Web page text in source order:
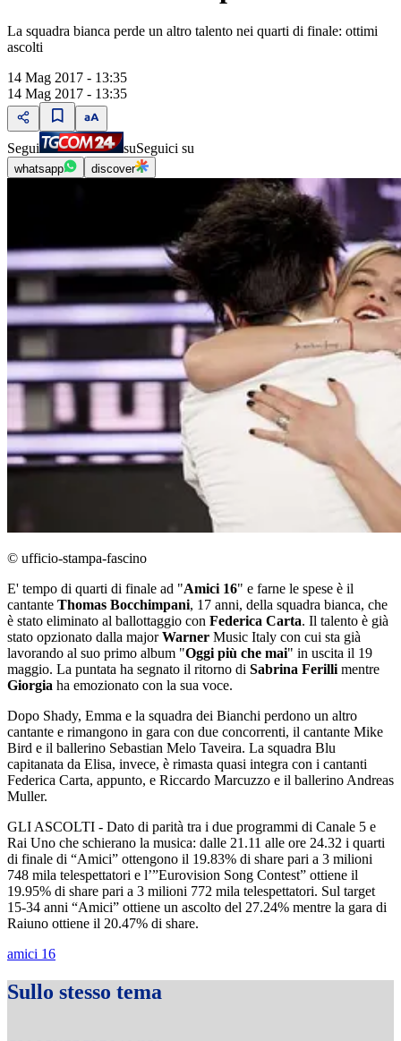
La squadra bianca perde un altro talento nei quarti di finale: ottimi
ascolti
14 Mag 2017 - 13:35
14 Mag 2017 - 13:35
Segui suSeguici su
whatsapp discover
© ufficio-stampa-fascino
E' tempo di quarti di finale ad "Amici 16" e farne le spese è il
cantante Thomas Bocchimpani, 17 anni, della squadra bianca, che
è stato eliminato al ballottaggio con Federica Carta. Il talento è già
stato opzionato dalla majorWarner Music Italy con cui sta già
lavorando al suo primo album "Oggi più che mai" in uscita il 19
maggio. La puntata ha segnato il ritorno di Sabrina Ferilli mentre
Giorgia ha emozionato con la sua voce.
Dopo Shady, Emma e la squadra dei Bianchi perdono un altro
cantante e rimangono in gara con due concorrenti, il cantante Mike
Bird e il ballerino Sebastian Melo Taveira. La squadra Blu
capitanata da Elisa, invece, è rimasta quasi integra con i cantanti
Federica Carta, appunto, e Riccardo Marcuzzo e il ballerino Andreas
Muller.
GLI ASCOLTI - Dato di parità tra i due programmi di Canale 5 e
Rai Uno che schierano la musica: dalle 21.11 alle ore 24.32 i quarti
di finale di “Amici” ottengono il 19.83% di share pari a 3 milioni
748 mila telespettatori e l’”Eurovision Song Contest” ottiene il
19.95% di share pari a 3 milioni 772 mila telespettatori. Sul target
15-34 anni “Amici” ottiene un ascolto del 27.24% mentre la gara di
Raiuno ottiene il 20.47% di share.
amici 16
Sullo stesso tema